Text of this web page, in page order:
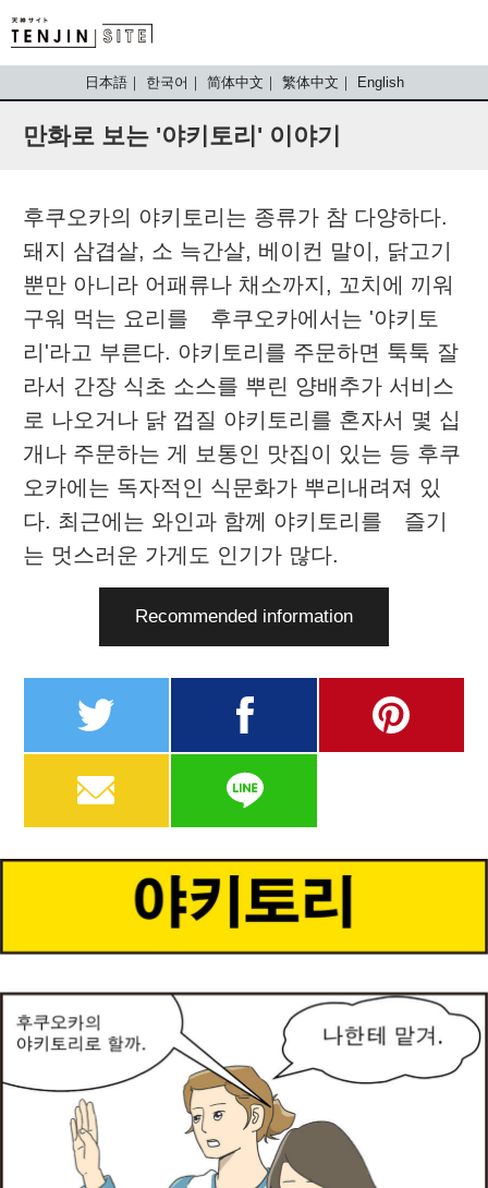
TENJIN SITE
日本語 한국어 简体中文 繁体中文 English
만화로 보는 '야키토리' 이야기
후쿠오카의 야키토리는 종류가 참 다양하다.
돼지 삼겹살, 소 늑간살, 베이컨 말이, 닭고기
뿐만 아니라 어패류나 채소까지, 꼬치에 끼워
구워 먹는 요리를 후쿠오카에서는 '야키토
리'라고 부른다. 야키토리를 주문하면 툭툭 잘
라서 간장 식초 소스를 뿌린 양배추가 서비스
로 나오거나 닭 껍질 야키토리를 혼자서 몇 십
개나 주문하는 게 보통인 맛집이 있는 등 후쿠
오카에는 독자적인 식문화가 뿌리내려져 있
다. 최근에는 와인과 함께 야키토리를 즐기
는 멋스러운 가게도 인기가 많다.
Recommended information